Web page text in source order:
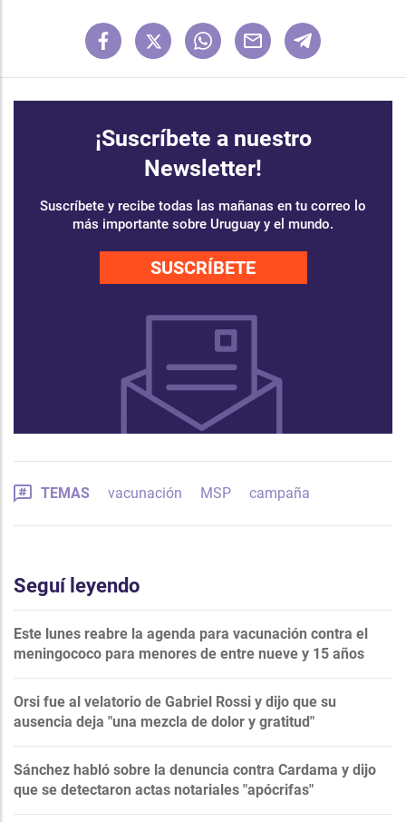
¡Suscríbete a nuestro
Newsletter!
Suscríbete y recibe todas las mañanas en tu correo lo
más importante sobre Uruguay y el mundo.
SUSCRÍBETE
TEMAS vacunación MSP campaña
Seguí leyendo
Este lunes reabre la agenda para vacunación contra el
meningococo para menores de entre nueve y 15 años
Orsi fue al velatorio de Gabriel Rossi y dijo que su
ausencia deja "una mezcla de dolor y gratitud"
Sánchez habló sobre la denuncia contra Cardama y dijo
que se detectaron actas notariales "apócrifas"